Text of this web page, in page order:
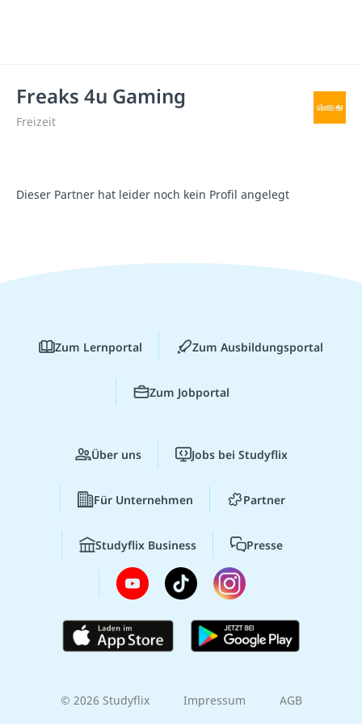
Freaks 4u Gaming
Freizeit
Dieser Partner hat leider noch kein Profil angelegt
Zum Lernportal Zum Ausbildungsportal
Zum Jobportal
Über uns Jobs bei Studyflix
Für Unternehmen Partner
Studyflix Business Presse
© 2026 Studyflix Impressum AGB